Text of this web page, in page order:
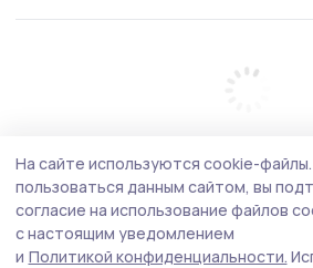
На сайте используются cookie-файлы.
пользоваться данным сайтом, вы
согласие на использование файлов
с настоящим уведомлением
и Политикой конфиденциальности.